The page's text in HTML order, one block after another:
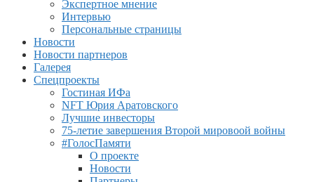
Экспертное мнение
Интервью
Персональные страницы
Новости
Новости партнеров
Галерея
Спецпроекты
Гостиная ИФа
NFT Юрия Аратовского
Лучшие инвесторы
75-летие завершения Второй мировоой войны
#ГолосПамяти
О проекте
Новости